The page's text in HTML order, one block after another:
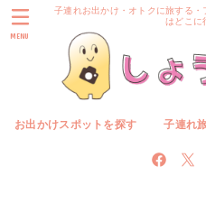
子連れお出かけ・オトクに旅する
はどこに
お出かけスポットを探す 子連れ
MENU